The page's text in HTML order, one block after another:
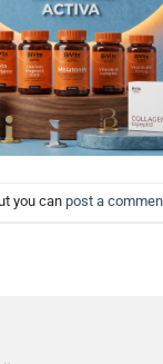
you can post a